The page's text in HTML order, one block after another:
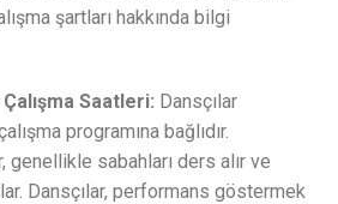
şartları hakkında bilgi
Saatleri: Dansçılar
programına bağlıdır.
genellikle sabahları ders alır ve
Dansçılar, performans göstermek